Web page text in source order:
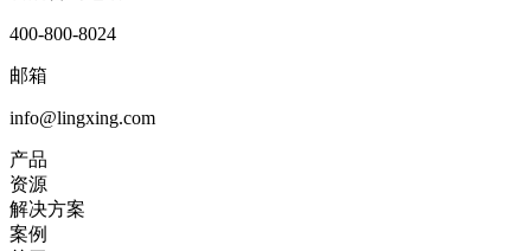
400-800-8024
邮箱
info@lingxing.com
产品
资源
解决方案
案例